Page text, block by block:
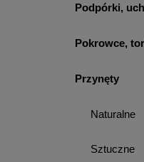
Podpórki,
Pokrowce,
Przynęty
Naturalne
Sztuczne